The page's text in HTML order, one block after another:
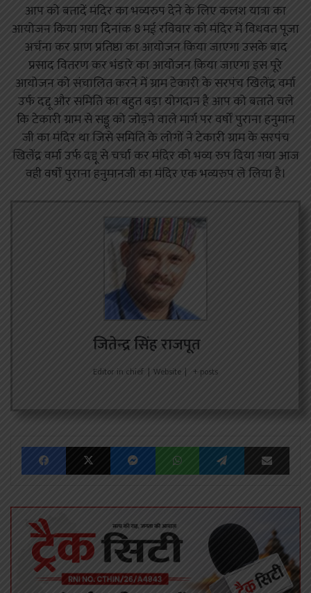
आप को बतादें मंदिर का भव्यरुप देने के लिए कलश यात्रा का
आयोजन किया गया दिनांक 8 मई रविवार को मंदिर में विधवत पूजा
अर्चना कर प्राण प्रतिष्ठा का आयोजन किया जाएगा उसके बाद
प्रसाद वितरण कर भंडारे का आयोजन किया जाएगा इस पूरे
आयोजन को संचालित करने में ग्राम टेकारी के सरपंच खिलेंद्र वर्मा
उर्फ दद्दू और समिति का बहुत बड़ा योगदान है आप को बताते चले
कि टेकारी ग्राम से सड्डू को जोड़ने वाले मार्ग पर वर्षों पुराना हनुमान
जी का मंदिर था जिसे समिति के लोगों ने टेकारी ग्राम के सरपंच
खिलेंद्र वर्मा उर्फ दद्दू से चर्चा कर मंदिर को भव्य रुप दिया गया आज
वही वर्षों पुराना हनुमानजी का मंदिर एक भव्यरुप ले लिया है।
जितेन्द्र सिंह राजपूत
Editor in chief | Website | + posts
FacebookX MessengerWhatsAppTelegram Share via Email